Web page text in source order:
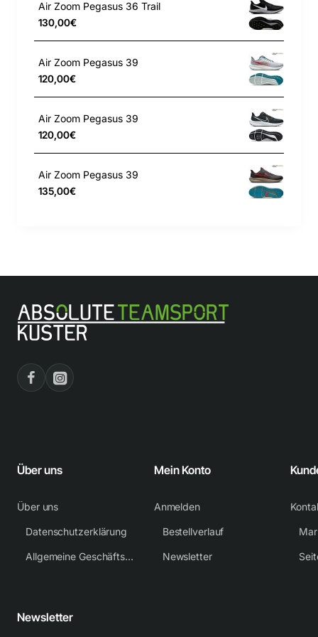
Air Zoom Pegasus 36 Trail
130,00€
Air Zoom Pegasus 39
120,00€
Air Zoom Pegasus 39
120,00€
Air Zoom Pegasus 39
135,00€
Über uns
Über uns
Datenschutzerklärung
Allgemeine Geschäftsbedingungen
Mein Konto
Anmelden
Bestellverlauf
Newsletter
Newsletter